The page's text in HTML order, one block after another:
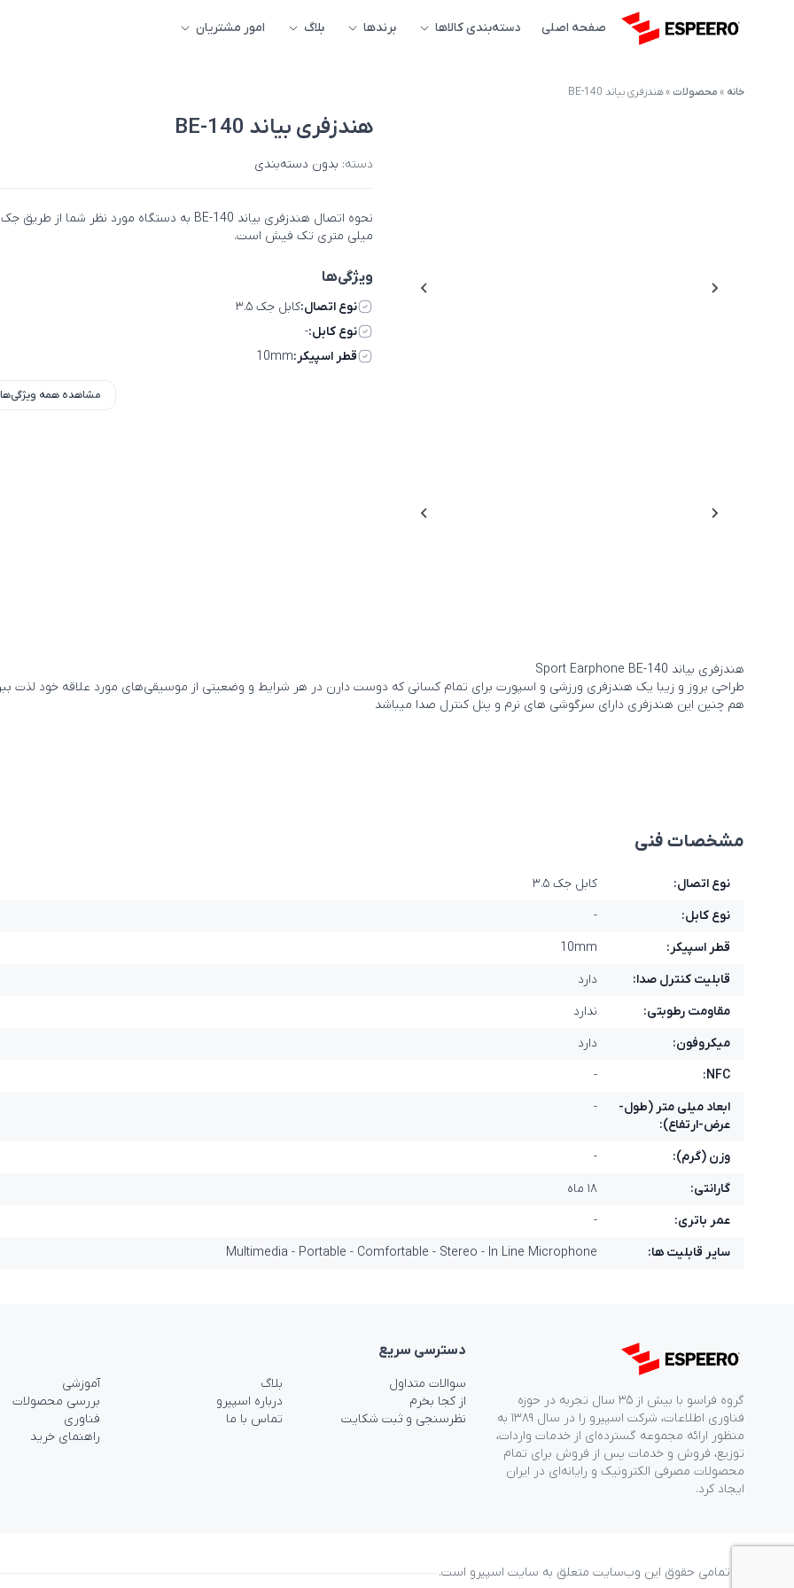
صفحه اصلی دسته‌بندی کالاها برندها بلاگ امور مشتریان
خانه » محصولات»هندزفری بیاند BE-140
هندزفری بیاند BE-140
دسته: بدون دسته‌بندی
میلی متری تک فیش است.
ویژگی‌ها
نوع اتصال:کابل جک ۳.۵
نوع کابل:-
قطر اسپیکر:10mm
مشاهده همه ویژگی‌ها
هندزفری بیاند Sport Earphone BE-140
طراحی بروز و زیبا یک هندزفری ورزشی و اسپورت برای تمام کسانی که دوست دارن در هر شرایط و وضعیتی از موسیقی‌های مورد علاقه خود لذت
هم چنین این هندزفری دارای سرگوشی های نرم و پنل کنترل صدا میباشد
مشخصات فنی
نوع اتصال:
کابل جک ۳.۵
نوع کابل:
-
قطر اسپیکر:
10mm
قابلیت کنترل صدا:
دارد
مقاومت رطوبتی:
ندارد
میکروفون:
دارد
NFC:
-
ابعاد میلی متر (طول-
عرض-ارتفاع):
-
وزن (گرم):
-
گارانتی:
۱۸ ماه
عمر باتری:
-
سایر قابلیت ها:
Multimedia - Portable - Comfortable - Stereo - In Line Microphone
گروه فراسو با بیش از ۳۵ سال تجربه در حوزه
فناوری اطلاعات، شرکت اسپیرو را در سال ۱۳۸۹ به
منظور ارائه مجموعه گسترده‌ای از خدمات واردات،
توزیع، فروش و خدمات پس از فروش برای تمام
محصولات مصرفی الکترونیک و رایانه‌ای در ایران
ایجاد کرد.
دسترسی‌ سریع
سوالات متداول
از کجا بخرم
نظرسنجی و ثبت شکایت
بلاگ
درباره اسپیرو
تماس با ما
آموزشی
بررسی محصولات
فناوری
راهنمای خرید
© تمامی حقوق این وب‌سایت متعلق به سایت اسپیرو است.